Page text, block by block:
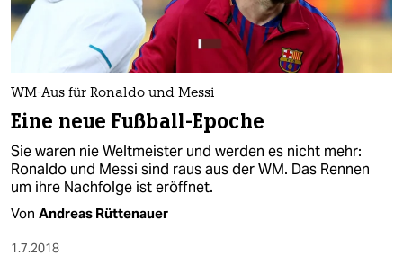
WM-Aus für Ronaldo und Messi
Eine neue Fußball-Epoche
Sie waren nie Weltmeister und werden es nicht mehr:
Ronaldo und Messi sind raus aus der WM. Das Rennen
um ihre Nachfolge ist eröffnet.
Von Andreas Rüttenauer
1.7.2018